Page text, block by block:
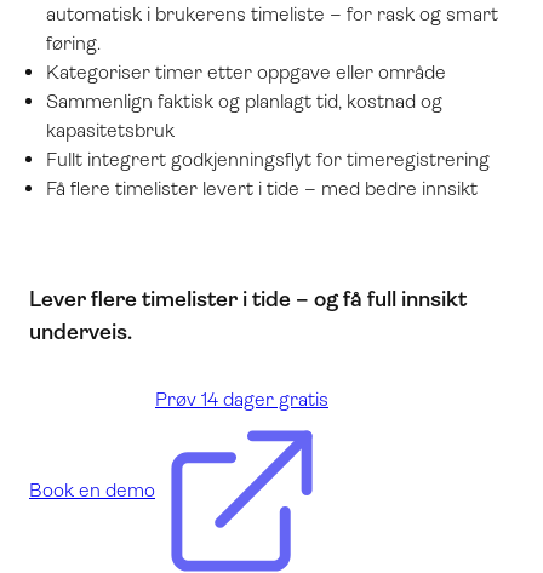
automatisk i brukerens timeliste – for rask og smart
føring.
Kategoriser timer etter oppgave eller område
Sammenlign faktisk og planlagt tid, kostnad og
kapasitetsbruk
Fullt integrert godkjenningsflyt for timeregistrering
Få flere timelister levert i tide – med bedre innsikt
Lever flere timelister i tide – og få full innsikt
underveis.
Book en demo
Prøv 14 dager gratis